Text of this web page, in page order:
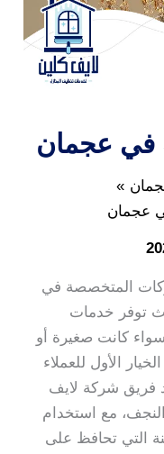
في عجمان
عجمان
المتخصصة في
توفر خدمات
كانت صغيرة أو
الأول للعملاء
فريق شركة لايف
مع استخدام
التي تحافظ على